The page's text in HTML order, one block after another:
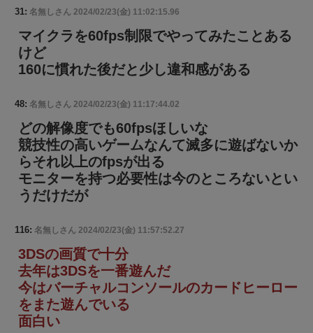
31: 名無しさん 2024/02/23(金) 11:02:15.96
マイクラを60fps制限でやってみたことある
けど
160に慣れた後だと少し違和感がある
48: 名無しさん 2024/02/23(金) 11:17:44.02
どの解像度でも60fpsほしいな
競技性の高いゲームなんて滅多に遊ばないか
らそれ以上のfpsが出る
モニターを持つ必要性は今のところないとい
うだけだが
116: 名無しさん 2024/02/23(金) 11:57:52.27
3DSの画質で十分
去年は3DSを一番遊んだ
今はバーチャルコンソールのカードヒーロー
をまた遊んでいる
面白い